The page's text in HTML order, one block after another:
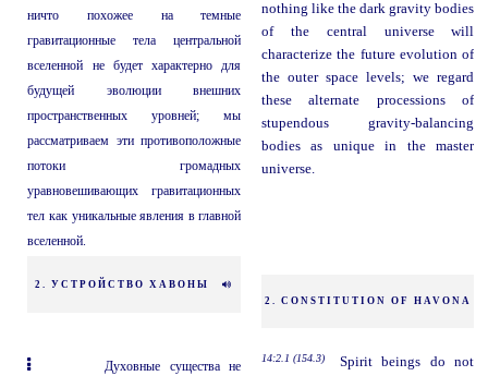
ничто похожее на темные
гравитационные тела центральной
вселенной не будет характерно для
будущей эволюции внешних
пространственных уровней; мы
рассматриваем эти противоположные
потоки громадных
уравновешивающих гравитационных
тел как уникальные явления в главной
вселенной.
nothing like the dark gravity bodies
of the central universe will
characterize the future evolution of
the outer space levels; we regard
these alternate processions of
stupendous gravity-balancing
bodies as unique in the master
universe.
2. УСТРОЙСТВО ХАВОНЫ
2. CONSTITUTION OF HAVONA
Духовные существа не
14:2.1 (154.3)
Spirit beings do not